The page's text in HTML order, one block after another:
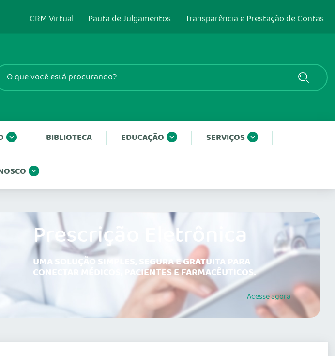
CRM Virtual Pauta de Julgamentos Transparência e Prestação de Contas
BIBLIOTECA EDUCAÇÃO SERVIÇOS
Prescrição Eletrônica
UMA SOLUÇÃO SIMPLES, SEGURA E GRATUITA PARA
CONECTAR MÉDICOS, PACIENTES E FARMACÊUTICOS.
Acesseagora